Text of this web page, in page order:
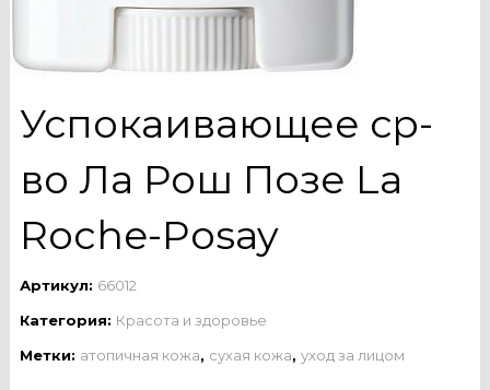
Успокаивающее ср-
во Ла Рош Позе La
Roche-Posay
Артикул: 66012
Категория: Красота и здоровье
Метки: атопичная кожа, сухая кожа, уход за лицом